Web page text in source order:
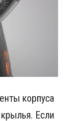
корпуса
Если